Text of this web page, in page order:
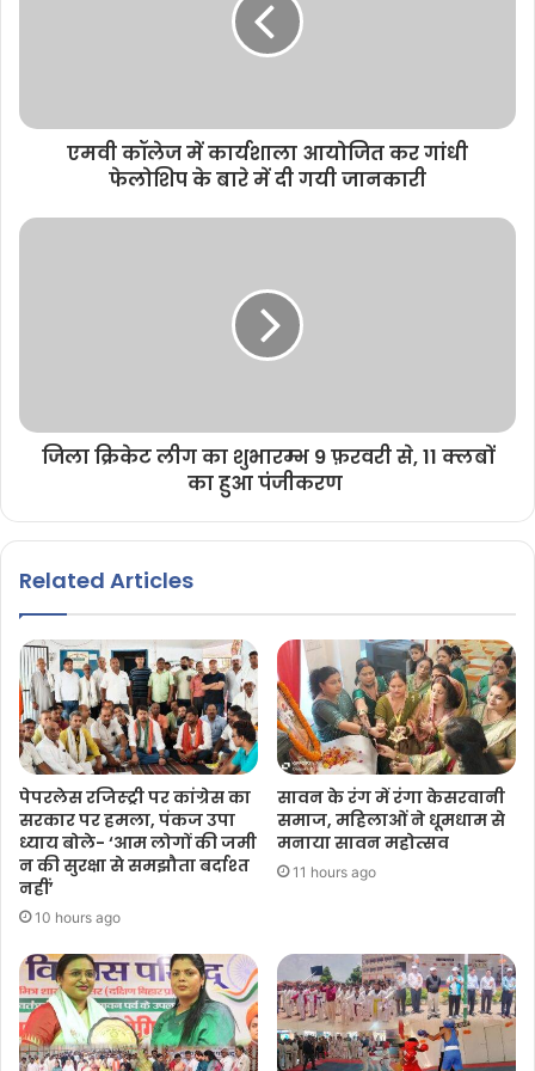
एमवी कॉलेज में कार्यशाला आयोजित कर गांधी
फेलोशिप के बारे में दी गयी जानकारी
जिला क्रिकेट लीग का शुभारम्भ 9 फ़रवरी से, 11 क्लबों
का हुआ पंजीकरण
Related Articles
पेपरलेस रजिस्ट्री पर कांग्रेस का
सरकार पर हमला, पंकज उपा
ध्याय बोले- ‘आम लोगों की जमी
न की सुरक्षा से समझौता बर्दाश्त
नहीं’
10 hours ago
सावन के रंग में रंगा केसरवानी
समाज, महिलाओं ने धूमधाम से
मनाया सावन महोत्सव
11 hours ago